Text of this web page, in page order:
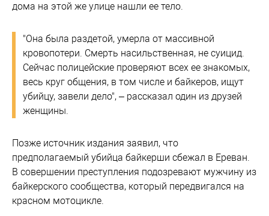
дома на этой же улице нашли ее тело.
"Она была раздетой, умерла от массивной
кровопотери. Смерть насильственная, не суицид.
Сейчас полицейские проверяют всех ее знакомых,
весь круг общения, в том числе и байкеров, ищут
убийцу, завели дело", – рассказал один из друзей
женщины.
Позже источник издания заявил, что
предполагаемый убийца байкерши сбежал в Ереван.
В совершении преступления подозревают мужчину из
байкерского сообщества, который передвигался на
красном мотоцикле.